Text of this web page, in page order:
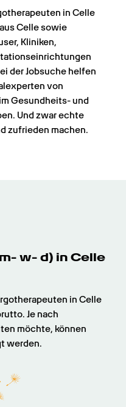
in Celle
Celle sowie
Kliniken,
der Jobsuche helfen
von
Gesundheits- und
Und zwar echte
zufrieden machen.
w- d) in Celle
in Celle
Je nach
möchte, können
werden.